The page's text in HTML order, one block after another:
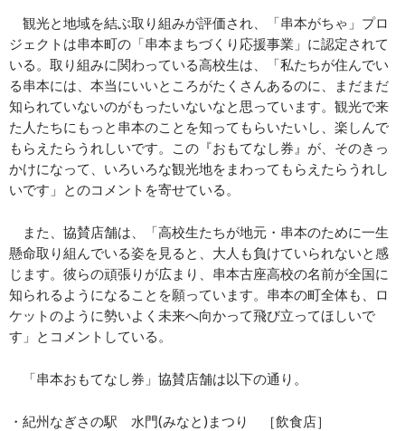
観光と地域を結ぶ取り組みが評価され、「串本がちゃ」プロ
ジェクトは串本町の「串本まちづくり応援事業」に認定されて
いる。取り組みに関わっている高校生は、「私たちが住んでい
る串本には、本当にいいところがたくさんあるのに、まだまだ
知られていないのがもったいないなと思っています。観光で来
た人たちにもっと串本のことを知ってもらいたいし、楽しんで
もらえたらうれしいです。この『おもてなし券』が、そのきっ
かけになって、いろいろな観光地をまわってもらえたらうれし
いです」とのコメントを寄せている。
また、協賛店舗は、「高校生たちが地元・串本のために一生
懸命取り組んでいる姿を見ると、大人も負けていられないと感
じます。彼らの頑張りが広まり、串本古座高校の名前が全国に
知られるようになることを願っています。串本の町全体も、ロ
ケットのように勢いよく未来へ向かって飛び立ってほしいで
す」とコメントしている。
「串本おもてなし券」協賛店舗は以下の通り。
・紀州なぎさの駅 水門(みなと)まつり ［飲食店］